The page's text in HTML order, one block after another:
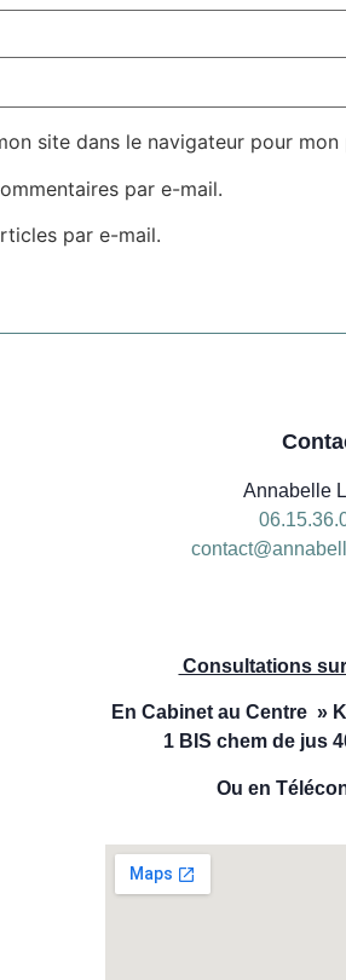
site dans le navigateur pour
par e-mail.
par e-mail.
Annabelle
Consultations
En Cabinet au Centre »
1 BIS chem de jus
Ou en